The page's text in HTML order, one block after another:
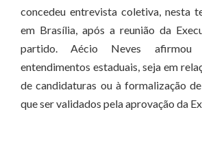
concedeu entrevista coletiva, nesta
em Brasília, após a reunião da
partido. Aécio Neves
entendimentos estaduais, seja em
de candidaturas ou à formalização
que ser validados pela aprovação da